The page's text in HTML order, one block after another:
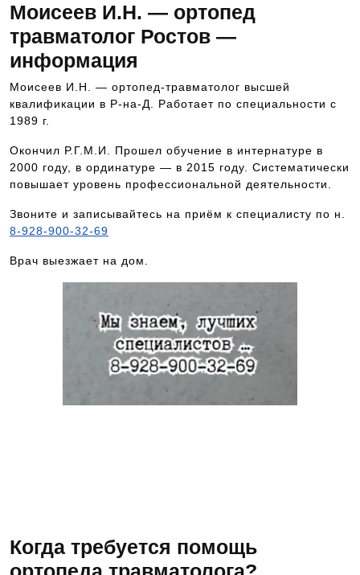
Моисеев И.Н. — ортопед
травматолог Ростов —
информация
Моисеев И.Н. — ортопед-травматолог высшей
квалификации в Р-на-Д. Работает по специальности с
1989 г.
Окончил Р.Г.М.И. Прошел обучение в интернатуре в
2000 году, в ординатуре — в 2015 году. Систематически
повышает уровень профессиональной деятельности.
Звоните и записывайтесь на приём к специалисту по н.
8-928-900-32-69
Врач выезжает на дом.
Когда требуется помощь